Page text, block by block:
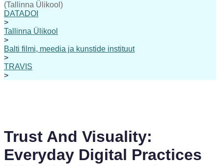
(Tallinna Ülikool)
DATADOI
>
Tallinna Ülikool
>
Balti filmi, meedia ja kunstide instituut
>
TRAVIS
>
Trust And Visuality:
Everyday Digital Practices